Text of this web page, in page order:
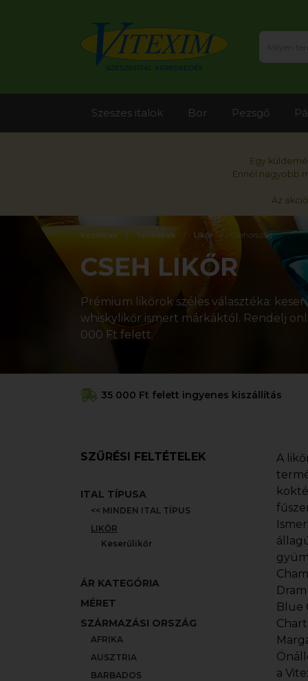
Egy
Ennél nagyobb
Az
Szeszes italok Bor Pezsgő
Kezdőlap Termékek Likőr Csehország
CSEH LIKŐR
Prémium likőrök széles választéka:
whiskylikőr ismert márkáktól. Rendelj
000 Ft felett.
35 000 Ft felett ingyenes kiszállítás
SZŰRÉSI FELTÉTELEK
ITAL TÍPUSA
<< MINDEN ITAL TÍPUS
LIKŐR
Keserűlikőr
ÁR KATEGÓRIA
MÉRET
SZÁRMAZÁSI ORSZÁG
AFRIKA
AUSZTRIA
BARBADOS
A
Blue
a